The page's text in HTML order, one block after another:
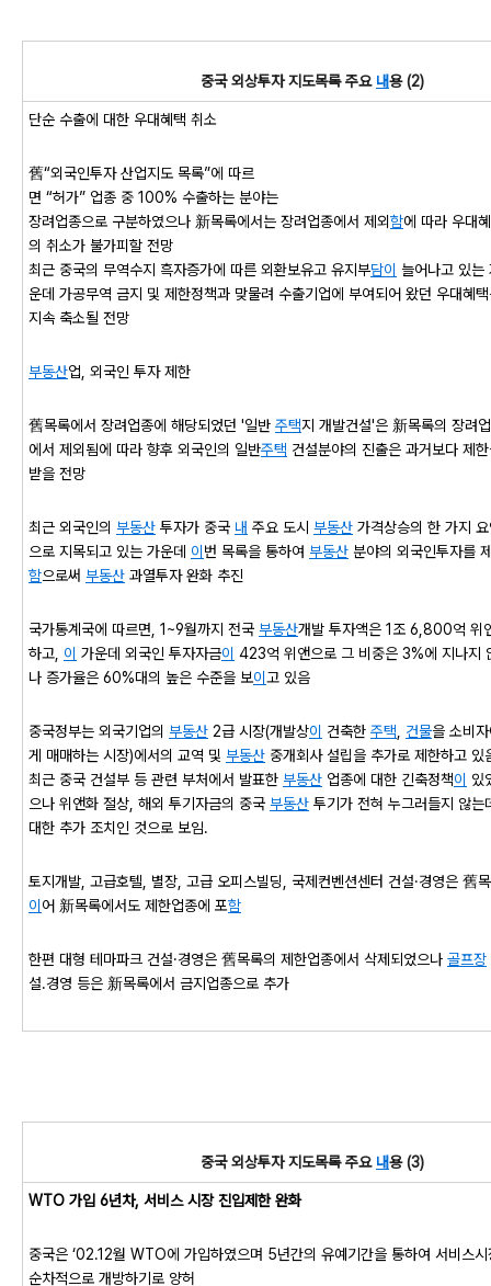
중국 외상투자 지도목록 주요 내용 (2)
단순 수출에 대한 우대혜택 취소
舊“외국인투자 산업지도 목록”에 따르
면 “허가” 업종 중 100% 수출하는 분야는
장려업종으로 구분하였으나 新목록에서는 장려업종에서 제외함에 따라 우대
의 취소가 불가피할 전망
최근 중국의 무역수지 흑자증가에 따른 외환보유고 유지부담이 늘어나고 있는
운데 가공무역 금지 및 제한정책과 맞물려 수출기업에 부여되어 왔던 우대혜
지속 축소될 전망
부동산업, 외국인 투자 제한
舊목록에서 장려업종에 해당되었던 '일반 주택지 개발건설'은 新목록의 장려
에서 제외됨에 따라 향후 외국인의 일반주택 건설분야의 진출은 과거보다 제
받을 전망
최근 외국인의 부동산 투자가 중국 내 주요 도시 부동산 가격상승의 한 가지
으로 지목되고 있는 가운데 이 번 목록을 통하여 부동산 분야의 외국인투자를
함으로써 부동산 과열투자 완화 추진
국가통계국에 따르면, 1~9월까지 전국 부동산개발 투자액은 1조 6,800억 위
하고, 이 가운데 외국인 투자자금이 423억 위앤으로 그 비중은 3%에 지나지
나 증가율은 60%대의 높은 수준을 보이 고 있음
중국정부는 외국기업의 부동산 2급 시장(개발상이 건축한 주택 건물을 소비
게 매매하는 시장)에서의 교역 및 부동산 중개회사 설립을 추가로 제한하고 있
최근 중국 건설부 등 관련 부처에서 발표한 부동산 업종에 대한 긴축정책이
있
으나 위앤화 절상, 해외 투기자금의 중국 부동산 투기가 전혀 누그러들지 않는
대한 추가 조치인 것으로 보임.
토지개발, 고급호텔, 별장, 고급 오피스빌딩, 국제컨벤션센터 건설·경영은 舊
이 어 新목록에서도 제한업종에 포함
한편 대형 테마파크 건설·경영은 舊목록의 제한업종에서 삭제되었으나 골프장
설․경영 등은 新목록에서 금지업종으로 추가
중국 외상투자 지도목록 주요 내용 (3)
WTO 가입 6년차, 서비스 시장 진입제한 완화
중국은 ‘02.12월 WTO에 가입하였으며 5년간의 유예기간을 통하여 서비스시
순차적으로 개방하기로 양허